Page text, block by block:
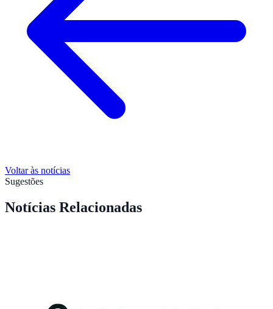
Voltar às notícias
Sugestões
Notícias Relacionadas